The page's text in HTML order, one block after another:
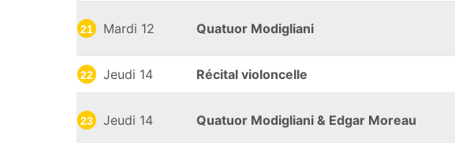
21 Mardi 12 Quatuor Modigliani
22 Jeudi 14 Récital violoncelle
23 Jeudi 14 Quatuor Modigliani & Edgar Moreau